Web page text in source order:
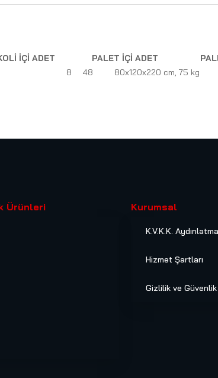
İÇİ ADET PALET İÇİ ADET
8 48 80x120x220 cm, 75 kg
Ürünleri Kurumsal
K.V.K.K.
Hizmet Şartları
Gizlilik ve Güvenlik